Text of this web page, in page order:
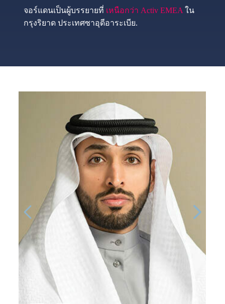
จอร์แดนเป็นผู้บรรยายที่ เหนือกว่า Activ EMEA ใน
กรุงริยาด ประเทศซาอุดีอาระเบีย.